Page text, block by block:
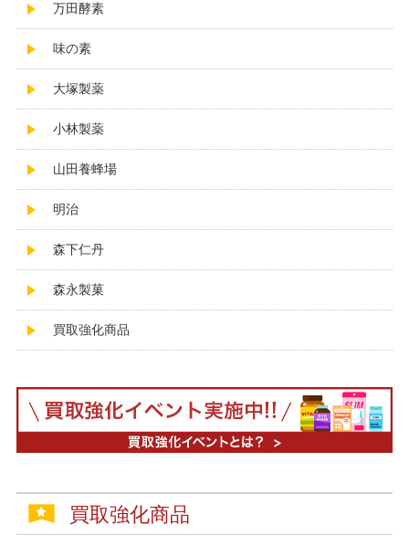
万田酵素
味の素
大塚製薬
小林製薬
山田養蜂場
明治
森下仁丹
森永製菓
買取強化商品
買取強化商品